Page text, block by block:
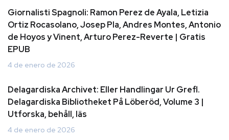
Giornalisti Spagnoli: Ramon Perez de Ayala, Letizia
Ortiz Rocasolano, Josep Pla, Andres Montes, Antonio
de Hoyos y Vinent, Arturo Perez-Reverte | Gratis
EPUB
4 de enero de 2026
Delagardiska Archivet: Eller Handlingar Ur Grefl.
Delagardiska Bibliotheket På Löberöd, Volume 3 |
Utforska, behåll, läs
4 de enero de 2026